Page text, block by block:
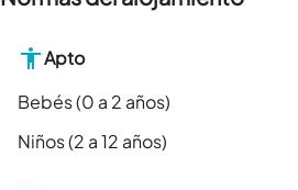
Apto
Bebés (0 a 2 años)
Niños (2 a 12 años)